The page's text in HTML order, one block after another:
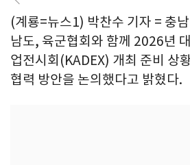
(계룡=뉴스1) 박찬수 기자 = 충
남도, 육군협회와 함께 2026년
업전시회(KADEX) 개최 준비 상
협력 방안을 논의했다고 밝혔다.